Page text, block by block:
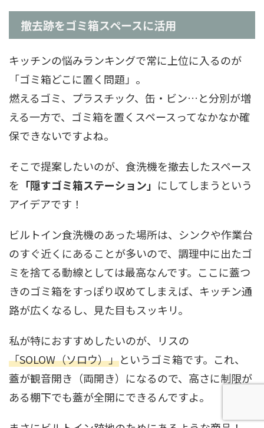
撤去跡をゴミ箱スペースに活用
キッチンの悩みランキングで常に上位に入るのが
「ゴミ箱どこに置く問題」。
燃えるゴミ、プラスチック、缶・ビン…と分別が増
える一方で、ゴミ箱を置くスペースってなかなか確
保できないですよね。
そこで提案したいのが、食洗機を撤去したスペース
を 「隠すゴミ箱ステーション」 にしてしまうという
アイデアです！
ビルトイン食洗機のあった場所は、シンクや作業台
のすぐ近くにあることが多いので、調理中に出たゴ
ミを捨てる動線としては最高なんです。ここに蓋つ
きのゴミ箱をすっぽり収めてしまえば、キッチン通
路が広くなるし、見た目もスッキリ。
私が特におすすめしたいのが、リスの
「SOLOW（ソロウ）」というゴミ箱です。これ、
蓋が観音開き（両開き）になるので、高さに制限が
ある棚下でも蓋が全開にできるんですよ。